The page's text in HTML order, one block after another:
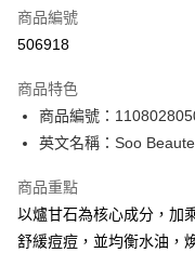
Apple Pay
PayMe
WeChat Pay
BoC Pay
送貨方式
商品編號
506918
商品特色
商品編號：
英文名稱：Soo
商品重點
以爐甘石為核心成分，加
舒緩痘痘，並均衡水油，